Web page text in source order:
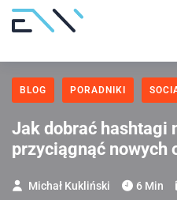
BLOG PORADNIKI
Jak dobrać hashtagi
przyciągnąć nowych
Michał Kukliński 6 Min